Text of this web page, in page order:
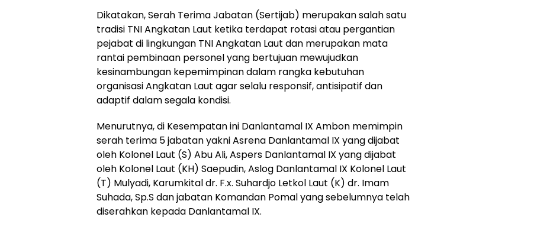
Dikatakan, Serah Terima Jabatan (Sertijab) merupakan salah satu
tradisi TNI Angkatan Laut ketika terdapat rotasi atau pergantian
pejabat di lingkungan TNI Angkatan Laut dan merupakan mata
rantai pembinaan personel yang bertujuan mewujudkan
kesinambungan kepemimpinan dalam rangka kebutuhan
organisasi Angkatan Laut agar selalu responsif, antisipatif dan
adaptif dalam segala kondisi.
Menurutnya, di Kesempatan ini Danlantamal IX Ambon memimpin
serah terima 5 jabatan yakni Asrena Danlantamal IX yang dijabat
oleh Kolonel Laut (S) Abu Ali, Aspers Danlantamal IX yang dijabat
oleh Kolonel Laut (KH) Saepudin, Aslog Danlantamal IX Kolonel Laut
(T) Mulyadi, Karumkital dr. F.x. Suhardjo Letkol Laut (K) dr. Imam
Suhada, Sp.S dan jabatan Komandan Pomal yang sebelumnya telah
diserahkan kepada Danlantamal IX.